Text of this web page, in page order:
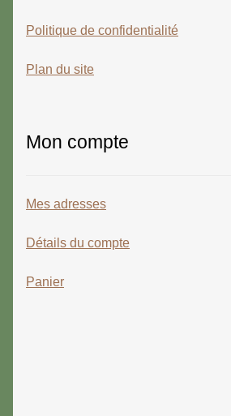
Politique de confidentialité
Plan du site
Mon compte
Mes adresses
Détails du compte
Panier